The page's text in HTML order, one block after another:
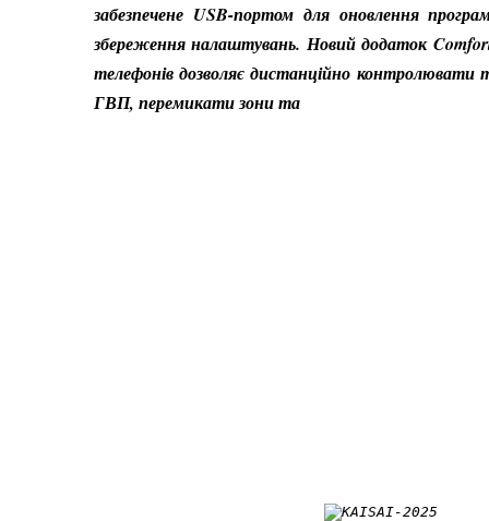
забезпечене USB-портом для оновлення
збереження налаштувань.Новий додаток
телефонів дозволяє дистанційно контролювати
ГВП, перемикати зони та